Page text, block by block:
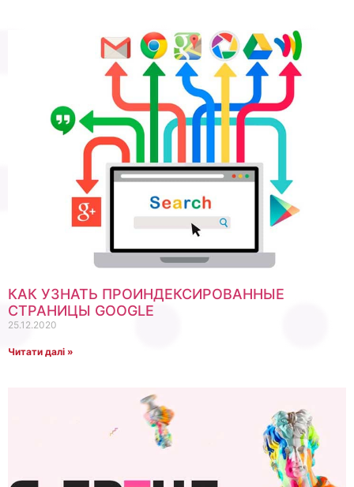
КАК УЗНАТЬ ПРОИНДЕКСИРОВАННЫЕ
СТРАНИЦЫ GOOGLE
25.12.2020
Читати далі »